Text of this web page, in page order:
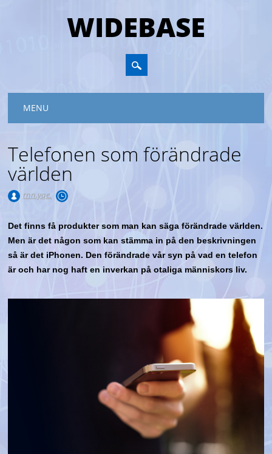
WIDEBASE
Huvudmeny
MENU
Telefonen som förändrade
världen
rnn.yqe.
Det finns få produkter som man kan säga förändrade världen.
Men är det någon som kan stämma in på den beskrivningen
så är det iPhonen. Den förändrade vår syn på vad en telefon
är och har nog haft en inverkan på otaliga människors liv.